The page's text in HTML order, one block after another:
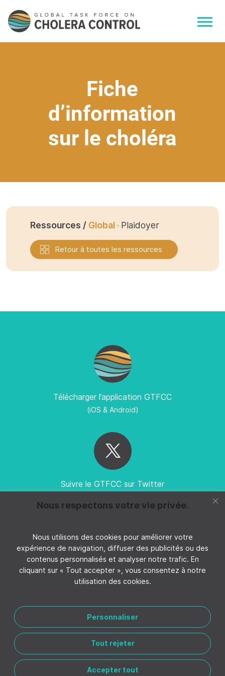
Nous respectons votre vie privée.
Nous utilisons des cookies pour améliorer votre
expérience de navigation, diffuser des publicités ou des
contenus personnalisés et analyser notre trafic. En
cliquant sur « Tout accepter », vous consentez à notre
utilisation des cookies.
Personnaliser
Tout rejeter
Accepter tout
Fiche
d’information
sur le choléra
Ressources / Global · Plaidoyer
Retour à toutes les ressources
Télécharger l’application GTFCC
(iOS & Android)
Suivre le GTFCC sur Twitter
Suivez GTFCC sur YouTube
CONTACTER LE GTFCC MENTIONS LÉGALES
POLITIQUE DE CONFIDENTIALITÉ
GÉRER LES PRÉFÉRENCES DE COOKIES